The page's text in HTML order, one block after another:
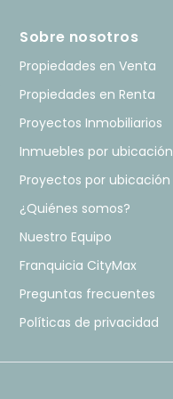
Sobre nosotros
Propiedades en Venta
Propiedades en Renta
Proyectos Inmobiliarios
Inmuebles por ubicación
Proyectos por ubicación
¿Quiénes somos?
Nuestro Equipo
Franquicia CityMax
Preguntas frecuentes
Políticas de privacidad